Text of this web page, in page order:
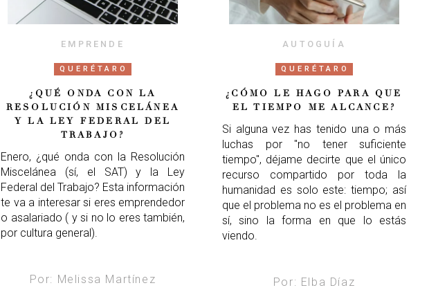
EMPRENDE
QUERÉTARO
¿QUÉ ONDA CON LA
RESOLUCIÓN MISCELÁNEA
Y LA LEY FEDERAL DEL
TRABAJO?
Enero, ¿qué onda con la Resolución
Miscelánea (sí, el SAT) y la Ley
Federal del Trabajo? Esta información
te va a interesar si eres emprendedor
o asalariado ( y si no lo eres también,
por cultura general).
Por: Melissa Martínez
AUTOGUÍA
QUERÉTARO
¿CÓMO LE HAGO PARA QUE
EL TIEMPO ME ALCANCE?
Si alguna vez has tenido una o más
luchas por "no tener suficiente
tiempo", déjame decirte que el único
recurso compartido por toda la
humanidad es solo este: tiempo; así
que el problema no es el problema en
sí, sino la forma en que lo estás
viendo.
Por: Elba Díaz